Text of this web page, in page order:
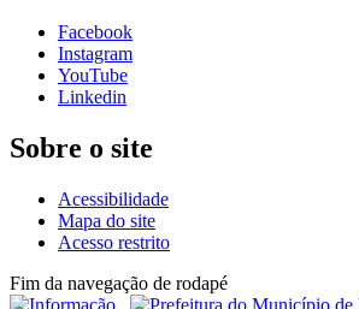
Facebook
Instagram
YouTube
Linkedin
Sobre o site
Acessibilidade
Mapa do site
Acesso restrito
Fim da navegação de rodapé